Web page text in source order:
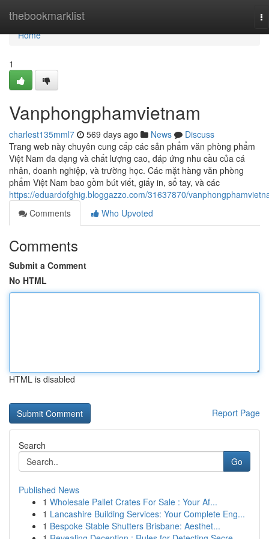
thebookmarklist
Home
Home
1
Vanphongphamvietnam
charlest135mml7 569 days ago News
Discuss
Trang web này chuyên cung cấp các sản phẩm văn phòng phẩm
Việt Nam đa dạng và chất lượng cao, đáp ứng nhu cầu của cá
nhân, doanh nghiệp, và trường học. Các mặt hàng văn phòng
phẩm Việt Nam bao gồm bút viết, giấy in, sổ tay, và các
https://eduardofghig.bloggazzo.com/31637870/
Comments
Who Upvoted
Comments
Submit a Comment
No HTML
HTML is disabled
Report Page
Search
Go
Published News
1 Wholesale Pallet Crates For Sale : Your Af...
1 Lancashire Building Services: Your Complete Eng...
1 Bespoke Stable Shutters Brisbane: Aesthet...